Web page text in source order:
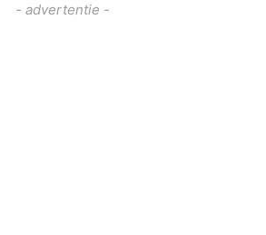
- advertentie -